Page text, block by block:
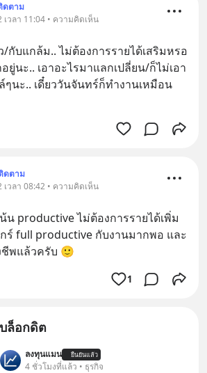
ดตาม
เวลา 11:04 • ความคิดเห็น
กับ​แกล้ม.. ไม่​ต้องการ​รายได้​เสริม​หรอ​
ยู่​นะ.. เอา​อะไร​มา​แลกเปลี่ยน​/ก็​ไม่​เอา​
นะ.. เดี๋ยว​วัน​จันทร์​ก็​ทำ​งาน​เหมือน​
ดตาม
เวลา 08:42 • ความคิดเห็น
น productive ไม่ต้องการรายได้เพิ่ม
ร์ full productive กับงานมากพอ และ
ชีพแล้วครับ 🙂
1
ล็อกดิต
ลงทุนแมน ยืนยันแล้ว
4 ชั่วโมงที่แล้ว • ธุรกิจ